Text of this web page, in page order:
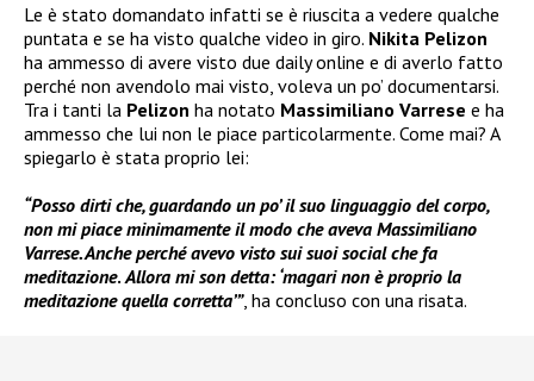
Le è stato domandato infatti se è riuscita a vedere qualche
puntata e se ha visto qualche video in giro. Nikita Pelizon
ha ammesso di avere visto due daily online e di averlo fatto
perché non avendolo mai visto, voleva un po’ documentarsi.
Tra i tanti la Pelizon ha notato Massimiliano Varrese e ha
ammesso che lui non le piace particolarmente. Come mai? A
spiegarlo è stata proprio lei:
“Posso dirti che, guardando un po’ il suo linguaggio del corpo,
non mi piace minimamente il modo che aveva Massimiliano
Varrese. Anche perché avevo visto sui suoi social che fa
meditazione. Allora mi son detta: ‘magari non è proprio la
meditazione quella corretta’”, ha concluso con una risata.